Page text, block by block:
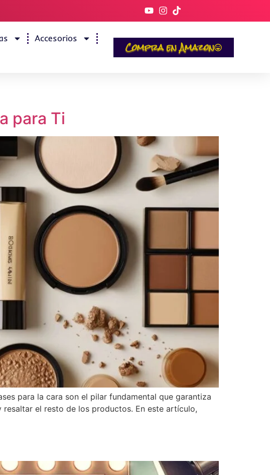
Accesorios
Compra en Amazon
para Ti
para la cara son el pilar fundamental que garantiza
el resto de los productos. En este artículo,